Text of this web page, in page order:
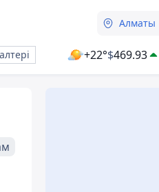
Алматы
+22°$469.93